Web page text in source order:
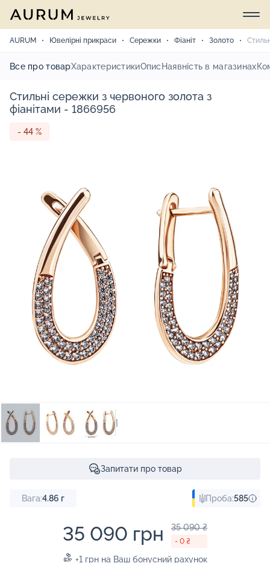
AURUM Ювелірні прикраси Сережки Фіаніт Золото
Все про товарХарактеристикиОпис Наявність в магазинах
Стильні сережки з червоного золота з
фіанітами - 1866956
- 44 %
Запитати про товар
Вага:4.86 г Проба:585
35 090 грн 35 090 ₴
- 0 ₴
+1 грн на Ваш бонусний рахунок